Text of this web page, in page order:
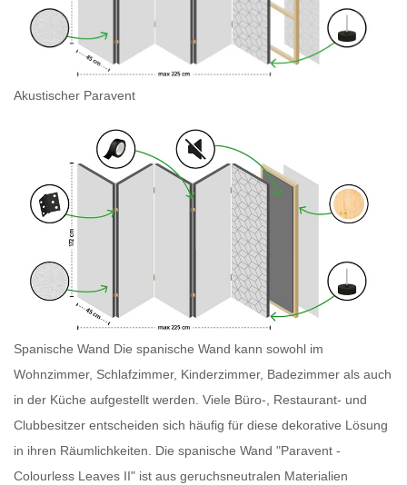
Akustischer Paravent
Spanische Wand Die spanische Wand kann sowohl im
Wohnzimmer, Schlafzimmer, Kinderzimmer, Badezimmer als auch
in der Küche aufgestellt werden. Viele Büro-, Restaurant- und
Clubbesitzer entscheiden sich häufig für diese dekorative Lösung
in ihren Räumlichkeiten. Die spanische Wand "Paravent -
Colourless Leaves II" ist aus geruchsneutralen Materialien